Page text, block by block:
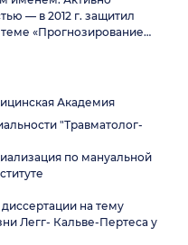
— в 2012 г. защитил
«Прогнозирование
работ, получил 3
Академия
"Травматолог-
по мануальной
диссертации на тему
Легг- Кальве-Пертеса у